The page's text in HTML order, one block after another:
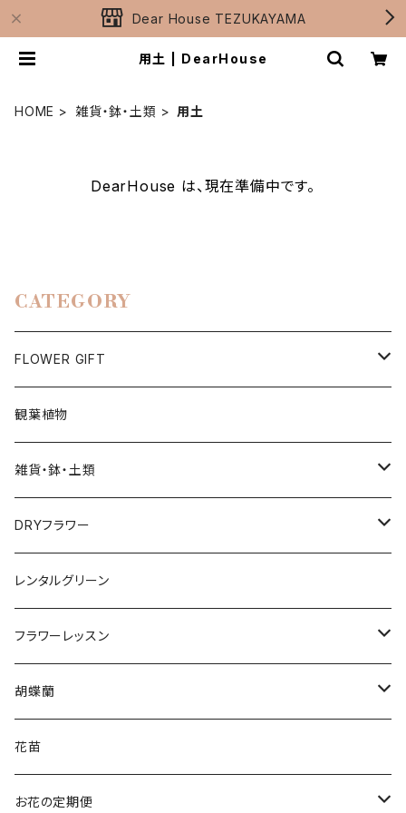
Dear House TEZUKAYAMA
用土 | DearHouse
HOME 雑貨・鉢・土類 用土
DearHouse は、現在準備中です。
CATEGORY
FLOWER GIFT
Bouquet
花束
アレンジメント
ローズブーケ
お供え花
アレンジメント
花束
寄せカゴ
花苗5
花苗3
観葉植物
雑貨・鉢・土類
鉢
用土
フラワーベース
園芸資材
ガラス
園芸用品
DRYフラワー
スワッグ
リース
ブーケ＆ブートニア
アレンジメント
レンタルグリーン
フラワーレッスン
アレンジメント
寄せ植え
リース
胡蝶蘭
3本立ち
5本立ち
花苗
お花の定期便